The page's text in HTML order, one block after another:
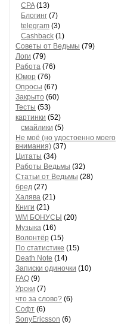
CPA(13)
Блогинг (7)
telegram (3)
Cashback (1)
Советы от Ведьмы (79)
Логи (79)
Работа (76)
Юмор (76)
Опросы (67)
Закрыто (60)
Тесты (53)
картинки (52)
смайлики (5)
Не моё (но удостоенно моего
внимания) (37)
Цитаты (34)
Работы Ведьмы (32)
Статьи от Ведьмы (28)
бред (27)
Халява (21)
Книги (21)
WM БОНУСЫ (20)
Музыка (16)
Волонтёр (15)
По статистике (15)
Death Note (14)
Записки одиночки (10)
FAQ (9)
Уроки (7)
что за слово? (6)
Софт (6)
SonyEricsson (6)